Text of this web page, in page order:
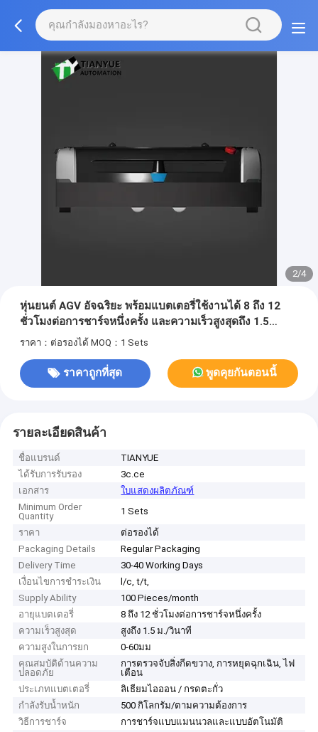
2/4
หุ่นยนต์ AGV อัจฉริยะ พร้อมแบตเตอรี่ใช้งานได้ 8 ถึง 12
ชั่วโมงต่อการชาร์จหนึ่งครั้ง และความเร็วสูงสุดถึง 1.5
เมตร/วินาที พร้อมระยะยก 0-60 มม.
ราคา：ต่อรองได้ MOQ：1 Sets
ราคาถูกที่สุด พูดคุยกันตอนนี้
รายละเอียดสินค้า
ชื่อแบรนด์
TIANYUE
ได้รับการรับรอง
3c.ce
เอกสาร
ใบแสดงผลิตภัณฑ์
Minimum Order
Quantity
1 Sets
ราคา
ต่อรองได้
Packaging Details
Regular Packaging
Delivery Time
30-40 Working Days
เงื่อนไขการชำระเงิน
l/c, t/t,
Supply Ability
100 Pieces/month
อายุแบตเตอรี่
8 ถึง 12 ชั่วโมงต่อการชาร์จหนึ่งครั้ง
ความเร็วสูงสุด
สูงถึง 1.5 ม./วินาที
ความสูงในการยก
0-60มม
คุณสมบัติด้านความ
ปลอดภัย
การตรวจจับสิ่งกีดขวาง, การหยุดฉุกเฉิน, ไฟ
เตือน
ประเภทแบตเตอรี่
ลิเธียมไอออน / กรดตะกั่ว
กำลังรับน้ำหนัก
500 กิโลกรัม/ตามความต้องการ
วิธีการชาร์จ
การชาร์จแบบแมนนวลและแบบอัตโนมัติ